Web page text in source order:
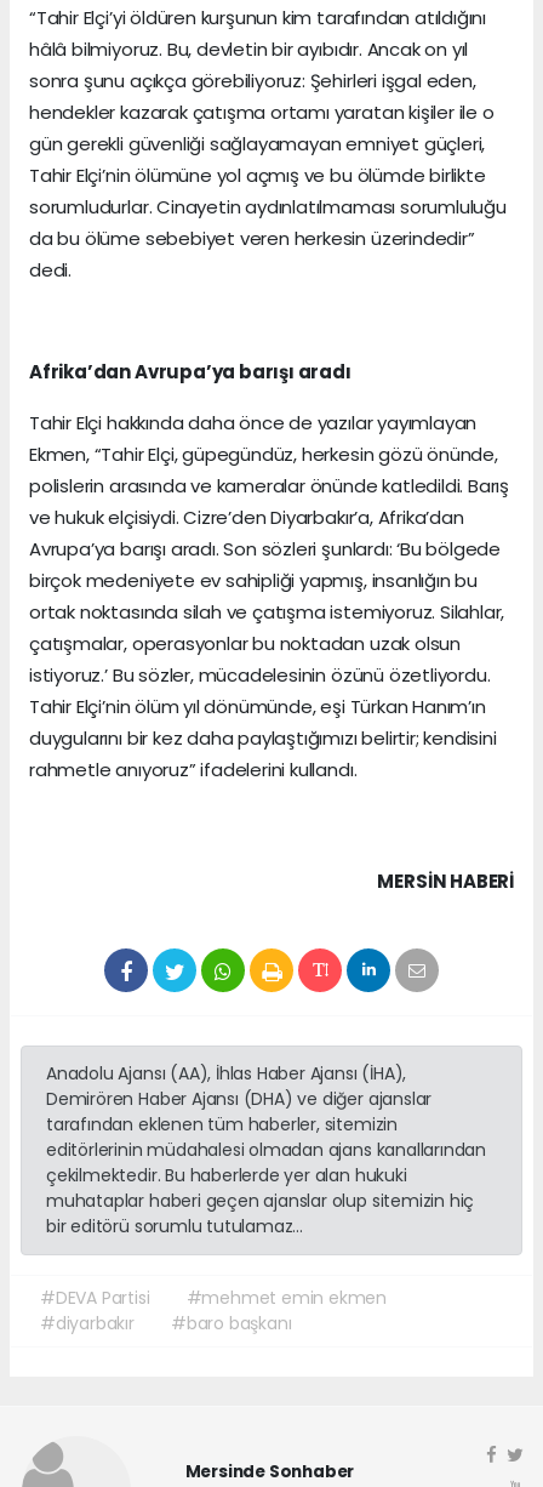
“Tahir Elçi’yi öldüren kurşunun kim tarafından atıldığını
hâlâ bilmiyoruz. Bu, devletin bir ayıbıdır. Ancak on yıl
sonra şunu açıkça görebiliyoruz: Şehirleri işgal eden,
hendekler kazarak çatışma ortamı yaratan kişiler ile o
gün gerekli güvenliği sağlayamayan emniyet güçleri,
Tahir Elçi’nin ölümüne yol açmış ve bu ölümde birlikte
sorumludurlar. Cinayetin aydınlatılmaması sorumluluğu
da bu ölüme sebebiyet veren herkesin üzerindedir”
dedi.
Afrika’dan Avrupa’ya barışı aradı
Tahir Elçi hakkında daha önce de yazılar yayımlayan
Ekmen, “Tahir Elçi, güpegündüz, herkesin gözü önünde,
polislerin arasında ve kameralar önünde katledildi. Barış
ve hukuk elçisiydi. Cizre’den Diyarbakır’a, Afrika’dan
Avrupa’ya barışı aradı. Son sözleri şunlardı: ‘Bu bölgede
birçok medeniyete ev sahipliği yapmış, insanlığın bu
ortak noktasında silah ve çatışma istemiyoruz. Silahlar,
çatışmalar, operasyonlar bu noktadan uzak olsun
istiyoruz.’ Bu sözler, mücadelesinin özünü özetliyordu.
Tahir Elçi’nin ölüm yıl dönümünde, eşi Türkan Hanım’ın
duygularını bir kez daha paylaştığımızı belirtir; kendisini
rahmetle anıyoruz” ifadelerini kullandı.
MERSIN HABERİ
Anadolu Ajansı (AA), İhlas Haber Ajansı (İHA),
Demirören Haber Ajansı (DHA) ve diğer ajanslar
tarafından eklenen tüm haberler, sitemizin
editörlerinin müdahalesi olmadan ajans kanallarından
çekilmektedir. Bu haberlerde yer alan hukuki
muhataplar haberi geçen ajanslar olup sitemizin hiç
bir editörü sorumlu tutulamaz...
#DEVA Partisi
#mehmet emin ekmen
#diyarbakır
#baro başkanı
Mersinde Sonhaber